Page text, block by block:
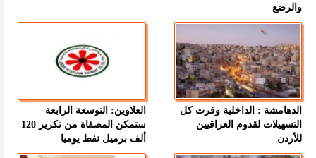
والرضع
الدهامشة : الداخلية وفرت كل
التسهيلات لقدوم العراقيين
للأردن
العلاوين: التوسعة الرابعة
ستمكن المصفاة من تكرير 120
ألف برميل نفط يوميا